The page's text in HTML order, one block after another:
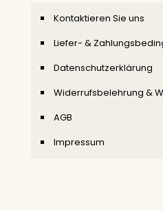
Kontaktieren Sie uns
Liefer- &
Datenschutzerklärung
Widerrufsbelehrung &
AGB
Impressum